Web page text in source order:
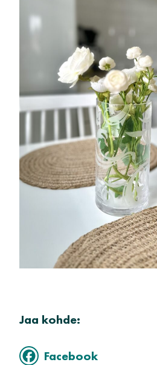
Jaa kohde:
Facebook